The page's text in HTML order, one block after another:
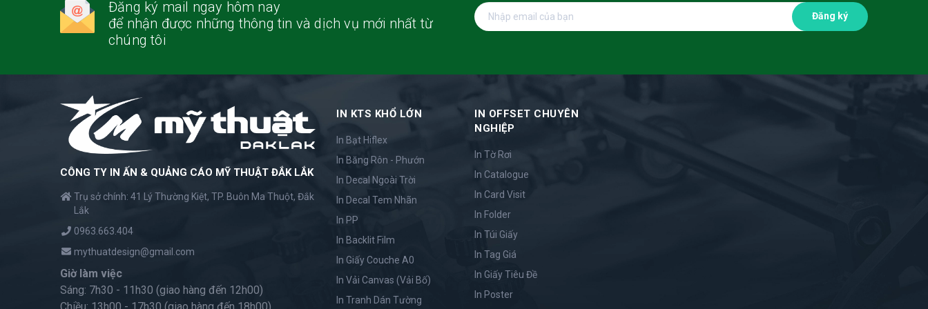
Đăng ký mail ngay hôm nay
để nhận được những thông tin và dịch vụ mới nhất từ
chúng tôi
Đăng ký
CÔNG TY IN ẤN & QUẢNG CÁO MỸ THUẬT ĐẮK LẮK
Trụ sở chính: 41 Lý Thường Kiệt, TP. Buôn Ma Thuột, Đắk
Lắk
0963.663.404
mythuatdesign@gmail.com
Giờ làm việc
Sáng: 7h30 - 11h30 (giao hàng đến 12h00)
IN KTS KHỔ LỚN
In Bạt Hiflex
In Băng Rôn - Phướn
In Decal Ngoài Trời
In Decal Tem Nhãn
In PP
In Backlit Film
In Giấy Couche A0
In Vải Canvas (Vải Bố)
In Tranh Dán Tường
IN OFFSET CHUYÊN
NGHIỆP
In Tờ Rơi
In Catalogue
In Card Visit
In Folder
In Túi Giấy
In Tag Giá
In Giấy Tiêu Đề
In Poster